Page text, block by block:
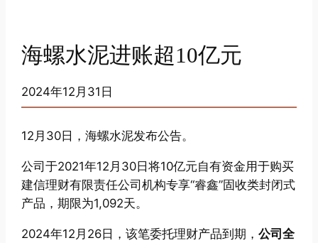
海螺水泥进账超10亿元
2024年12月31日
12月30日，海螺水泥发布公告。
公司于2021年12月30日将10亿元自有资金用于购买
建信理财有限责任公司机构专享“睿鑫”固收类封闭式
产品，期限为1,092天。
2024年12月26日，该笔委托理财产品到期，公司全